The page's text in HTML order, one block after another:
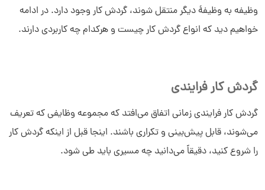
وظیفه به وظیفۀ دیگر منتقل شوند، گردش کار وجود دارد. در ادامه
خواهیم دید که انواع گردش کار چیست و هرکدام چه کاربردی دارند.
گردش کار فرایندی
گردش کار فرایندی زمانی اتفاق می‌افتد که مجموعه وظایفی که تعریف
می‌شوند، قابل پیش‌بینی و تکراری باشند. اینجا قبل از اینکه گردش کار
را شروع کنید، دقیقاً می‌دانید چه مسیری باید طی شود.